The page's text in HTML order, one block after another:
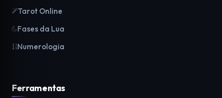
Tarot Online
Fases da Lua
Numerologia
Ferramentas